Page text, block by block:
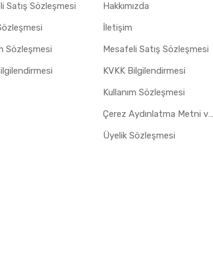
Satış Sözleşmesi
Sözleşmesi
Hakkımızda
İletişim
Mesafeli Satış Sözleşmesi
KVKK Bilgilendirmesi
Kullanım Sözleşmesi
Çerez Aydınlatma Metni ve Gizlilik Politikası
Üyelik Sözleşmesi